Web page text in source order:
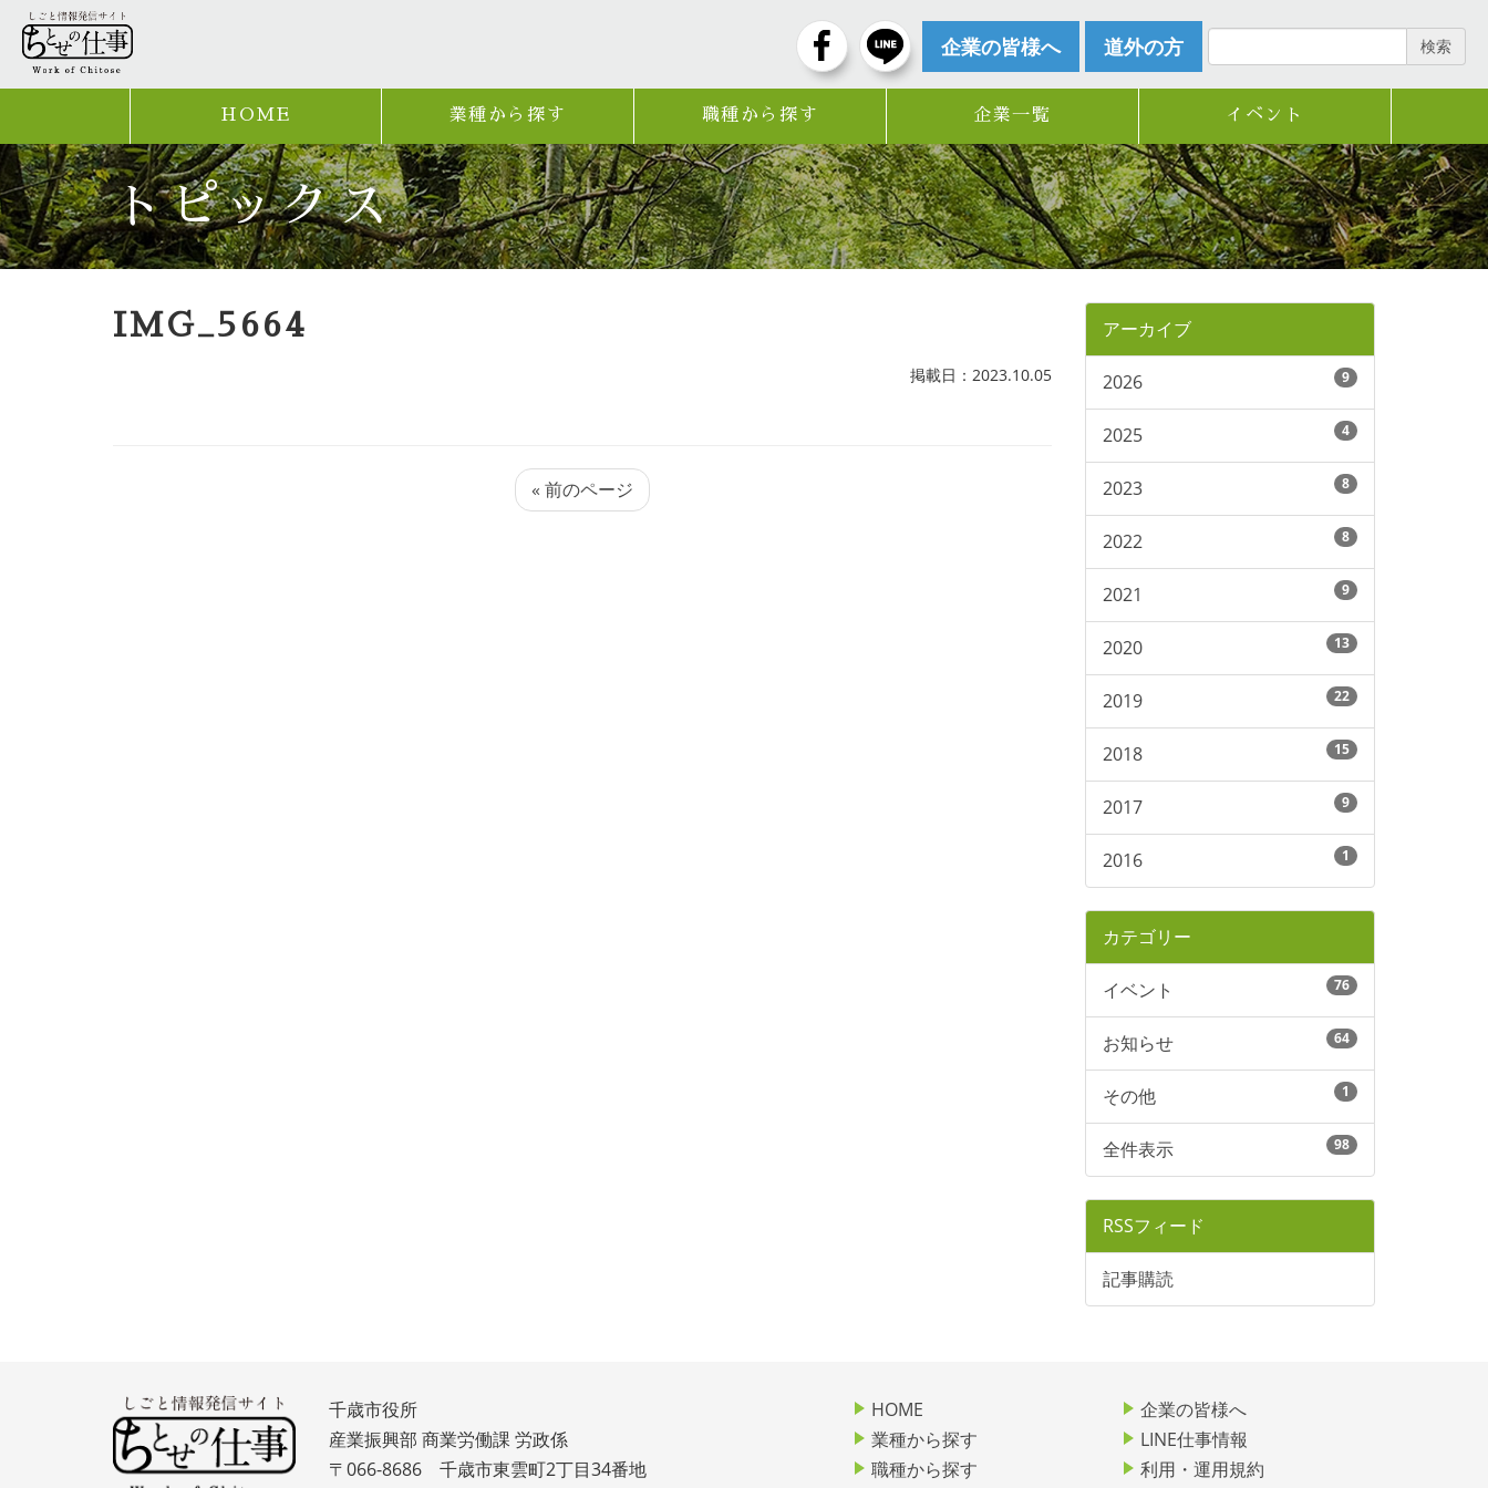
企業の皆様へ 道外の方 検索
HOME 業種から探す 職種から探す 企業一覧 イベント
トピックス
IMG_5664
掲載日：2023.10.05
« 前のページ
アーカイブ
2026 9
2025 4
2023 8
2022 8
2021 9
2020 13
2019 22
2018 15
2017 9
2016 1
カテゴリー
イベント 76
お知らせ 64
その他 1
全件表示 98
RSSフィード
記事購読
千歳市役所
産業振興部 商業労働課 労政係
〒066-8686 千歳市東雲町2丁目34番地
HOME
業種から探す
職種から探す
企業の皆様へ
LINE仕事情報
利用・運用規約